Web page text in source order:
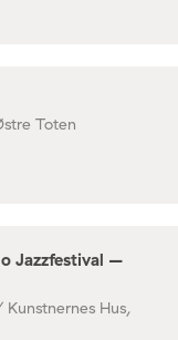
Toten
Jazzfestival –
Kunstnernes Hus,